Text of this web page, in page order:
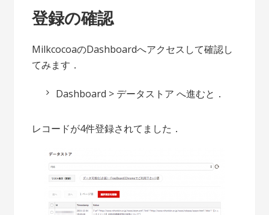
登録の確認
MilkcocoaのDashboardへアクセスして確認し
てみます．
Dashboard > データストア へ進むと．
レコードが4件登録されてました．